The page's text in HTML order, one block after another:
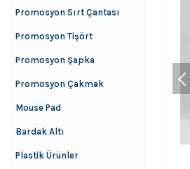
Promosyon Sırt Çantası
Promosyon Tişört
Promosyon Şapka
Promosyon Çakmak
Mouse Pad
Bardak Altı
Plastik Ürünler